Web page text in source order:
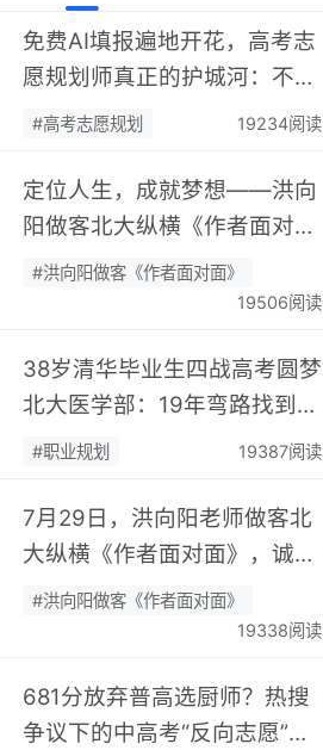
免费AI填报遍地开花，高考志
愿规划师真正的护城河：不靠
数据，靠“人”…
#高考志愿规划 19234阅读
定位人生，成就梦想——洪向
阳做客北大纵横《作者面对
面》开展职业规划专题分享…
#洪向阳做客《作者面对面》
19506阅读
38岁清华毕业生四战高考圆梦
北大医学部：19年弯路找到终
身热爱，可幸又可惜！…
#职业规划 19387阅读
7月29日，洪向阳老师做客北
大纵横《作者面对面》，诚邀
您现场相聚！…
#洪向阳做客《作者面对面》
19338阅读
681分放弃普高选厨师？热搜
争议下的中高考“反向志愿”